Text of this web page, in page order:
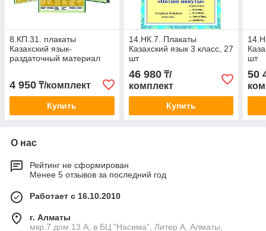
8.КП.31. плакаты
Казахский язык-
раздаточный материал
4 950 ₸/комплект
Купить
14.НК.7. Плакаты
Казахский язык 3 класс, 27
шт
46 980₸/
комплект
Купить
шт
50
О нас
Рейтинг не сформирован
Менее 5 отзывов за последний год
Работает с 16.10.2010
г. Алматы
мкр.7 дом 13 А, в БЦ "Насима", Литер А, Алматы,